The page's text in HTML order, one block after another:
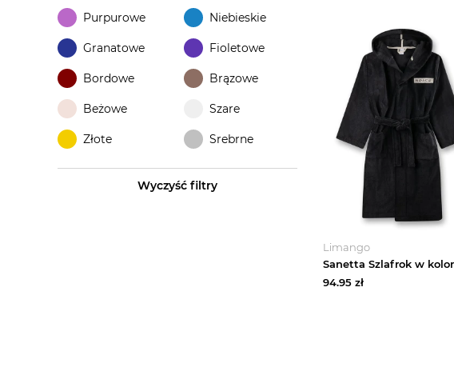
Purpurowe Niebieskie
Granatowe Fioletowe
Bordowe Brązowe
Beżowe Szare
Złote Srebrne
Wyczyść filtry
Limango
94.95 zł